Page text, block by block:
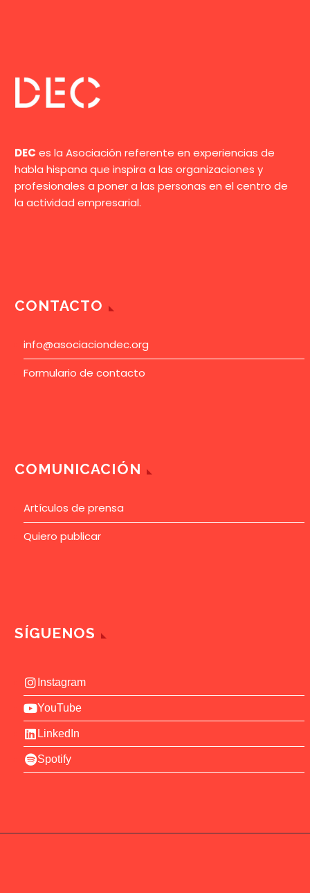
DEC es la Asociación referente en experiencias de
habla hispana que inspira a las organizaciones y
profesionales a poner a las personas en el centro de
la actividad empresarial.
CONTACTO
info@asociaciondec.org
Formulario de contacto
COMUNICACIÓN
Artículos de prensa
Quiero publicar
SÍGUENOS
Instagram
YouTube
LinkedIn
Spotify